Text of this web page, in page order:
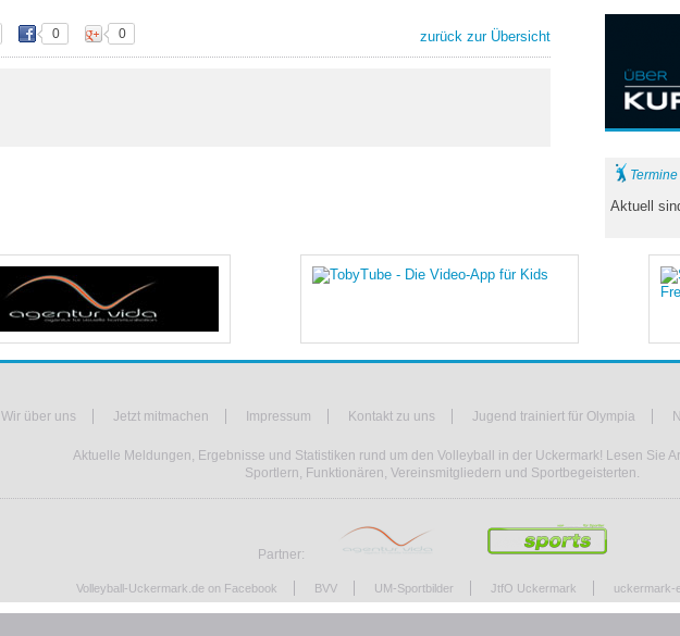
0 0 zurück zur Übersicht
Termine
Aktuell
Wir über uns Jetzt mitmachen Impressum Kontakt zu uns Jugend trainiert für Olympia
Aktuelle Meldungen, Ergebnisse und Statistiken rund um den Volleyball in der Uckermark! Lesen Sie
Sportlern, Funktionären, Vereinsmitgliedern und Sportbegeisterten.
Partner:
Volleyball-Uckermark.de on Facebook BVV UM-Sportbilder JtfO Uckermark uckermark-